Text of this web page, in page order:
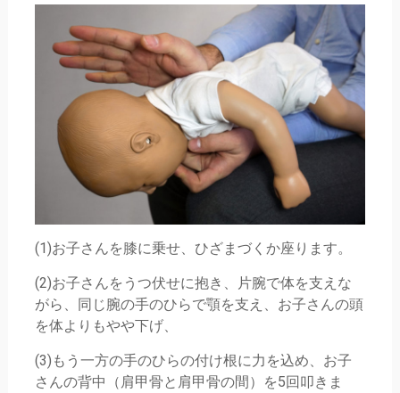
(1)お子さんを膝に乗せ、ひざまづくか座ります。
(2)お子さんをうつ伏せに抱き、片腕で体を支えな
がら、同じ腕の手のひらで顎を支え、お子さんの頭
を体よりもやや下げ、
(3)もう一方の手のひらの付け根に力を込め、お子
さんの背中（肩甲骨と肩甲骨の間）を5回叩きま